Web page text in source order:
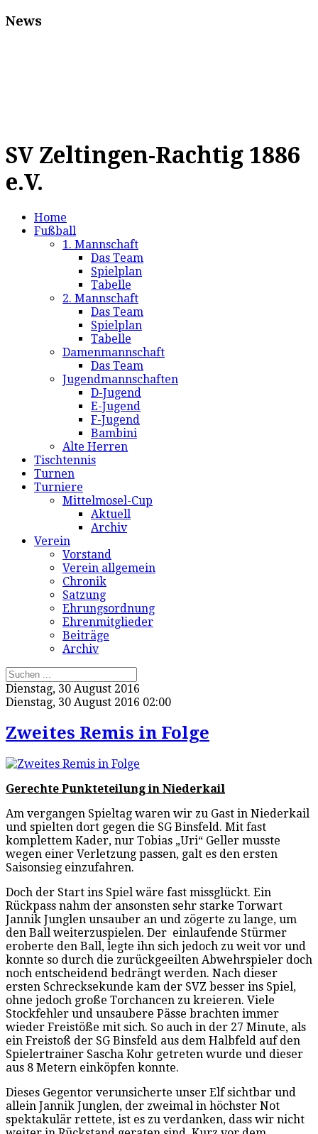
News
SV Zeltingen-Rachtig 1886
e.V.
Home
Fußball
1. Mannschaft
Das Team
Spielplan
Tabelle
2. Mannschaft
Das Team
Spielplan
Tabelle
Damenmannschaft
Das Team
Jugendmannschaften
D-Jugend
E-Jugend
F-Jugend
Bambini
Alte Herren
Tischtennis
Turnen
Turniere
Mittelmosel-Cup
Aktuell
Archiv
Verein
Vorstand
Verein allgemein
Chronik
Satzung
Ehrungsordnung
Ehrenmitglieder
Beiträge
Archiv
Dienstag, 30 August 2016
Dienstag, 30 August 2016 02:00
Zweites Remis in Folge
Gerechte Punkteteilung in Niederkail
Am vergangen Spieltag waren wir zu Gast in Niederkail
und spielten dort gegen die SG Binsfeld. Mit fast
komplettem Kader, nur Tobias „Uri“ Geller musste
wegen einer Verletzung passen, galt es den ersten
Saisonsieg einzufahren.
Doch der Start ins Spiel wäre fast missglückt. Ein
Rückpass nahm der ansonsten sehr starke Torwart
Jannik Junglen unsauber an und zögerte zu lange, um
den Ball weiterzuspielen. Der einlaufende Stürmer
eroberte den Ball, legte ihn sich jedoch zu weit vor und
konnte so durch die zurückgeeilten Abwehrspieler doch
noch entscheidend bedrängt werden. Nach dieser
ersten Schrecksekunde kam der SVZ besser ins Spiel,
ohne jedoch große Torchancen zu kreieren. Viele
Stockfehler und unsaubere Pässe brachten immer
wieder Freistöße mit sich. So auch in der 27 Minute, als
ein Freistoß der SG Binsfeld aus dem Halbfeld auf den
Spielertrainer Sascha Kohr getreten wurde und dieser
aus 8 Metern einköpfen konnte.
Dieses Gegentor verunsicherte unser Elf sichtbar und
allein Jannik Junglen, der zweimal in höchster Not
spektakulär rettete, ist es zu verdanken, dass wir nicht